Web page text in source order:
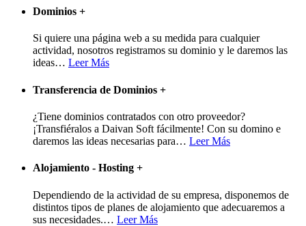
Dominios +
Si quiere una página web a su medida para cualquier
actividad, nosotros registramos su dominio y le daremos las
ideas… Leer Más
Transferencia de Dominios +
¿Tiene dominios contratados con otro proveedor?
¡Transfiéralos a Daivan Soft fácilmente! Con su domino e
daremos las ideas necesarias para… Leer Más
Alojamiento - Hosting +
Dependiendo de la actividad de su empresa, disponemos de
distintos tipos de planes de alojamiento que adecuaremos a
sus necesidades.… Leer Más